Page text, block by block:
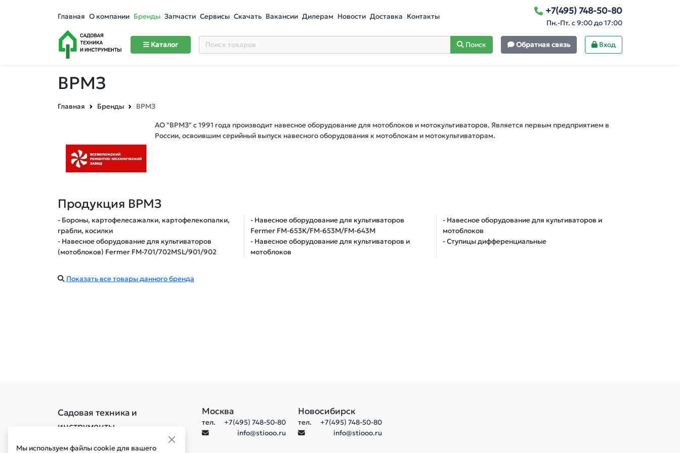
Главная О компании Бренды Запчасти Сервисы Скачать Вакансии Дилерам Новости Доставка Контакты +7(495) 748-50-80
Пн.-Пт. с 9:00 до 17:00
Каталог Поиск Обратная связь Вход
ВРМЗ
Главная Бренды ВРМЗ
АО "ВРМЗ" с 1991 года производит навесное оборудование для мотоблоков и мотокультиваторов. Является первым предприятием в
России, освоившим серийный выпуск навесного оборудования к мотоблокам и мотокультиваторам.
Продукция ВРМЗ
- Бороны, картофелесажалки, картофелекопалки,
грабли, косилки
- Навесное оборудование для культиваторов
(мотоблоков) Fermer FM-701/702MSL/901/902
- Навесное оборудование для культиваторов
Fermer FM-653К/FM-653M/FM-643M
- Навесное оборудование для культиваторов и
мотоблоков
- Навесное оборудование для культиваторов и
мотоблоков
- Ступицы дифференциальные
Показать все товары данного бренда
Мы используем файлы cookie для вашего
Садовая техника и
инструменты
Москва
тел.
+7(495) 748-50-80
info@stiooo.ru
Новосибирск
тел.
+7(495) 748-50-80
info@stiooo.ru